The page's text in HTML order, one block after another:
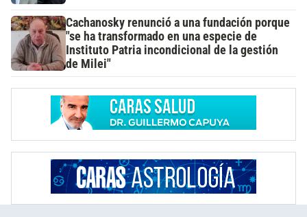
Cachanosky renunció a una fundación porque
"se ha transformado en una especie de
Instituto Patria incondicional de la gestión
de Milei"